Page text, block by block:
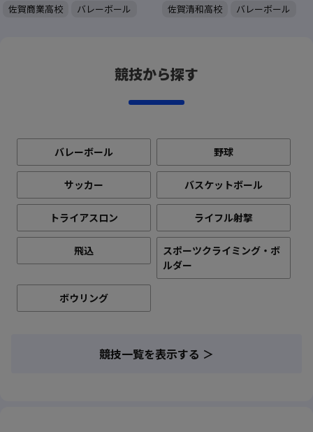
佐賀商業高校
バレーボール
佐賀清和高校
バレーボール
競技から探す
バレーボール 野球
サッカー バスケットボール
トライアスロン ライフル射撃
飛込
スポーツクライミング・ボ
ルダー
ボウリング
競技一覧を表示する ＞